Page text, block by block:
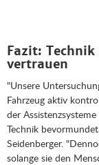
Fazit:
vertrauen
"Unsere
Fahrzeug aktiv
der
Technik
Seidenberger.
solange sie den